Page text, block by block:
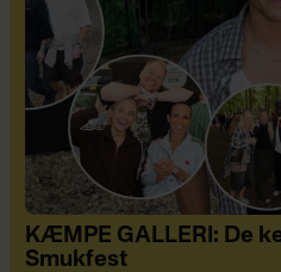
KÆMPE GALLERI: De
Smukfest